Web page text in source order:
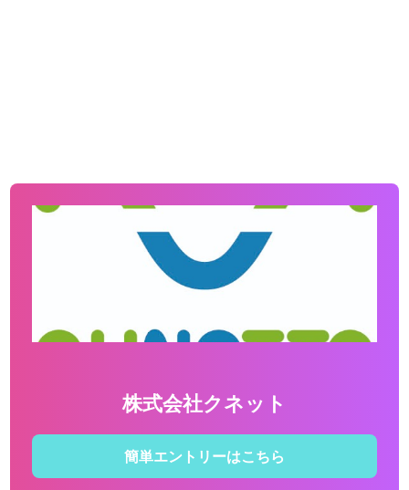
株式会社クネット
簡単エントリーはこちら